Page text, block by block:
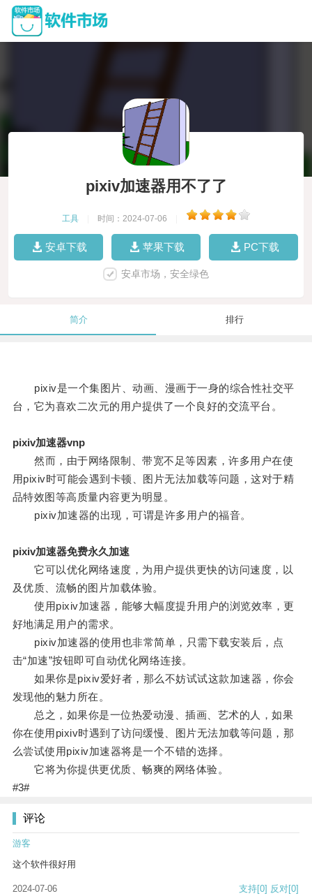
pixiv加速器用不了了
工具 时间：2024-07-06
安卓下载 苹果下载 PC下载
安卓市场，安全绿色
简介 排行
pixiv是一个集图片、动画、漫画于一身的综合性社交平
台，它为喜欢二次元的用户提供了一个良好的交流平台。
pixiv加速器vnp
然而，由于网络限制、带宽不足等因素，许多用户在使
用pixiv时可能会遇到卡顿、图片无法加载等问题，这对于精
品特效图等高质量内容更为明显。
pixiv加速器的出现，可谓是许多用户的福音。
pixiv加速器免费永久加速
它可以优化网络速度，为用户提供更快的访问速度，以
及优质、流畅的图片加载体验。
使用pixiv加速器，能够大幅度提升用户的浏览效率，更
好地满足用户的需求。
pixiv加速器的使用也非常简单，只需下载安装后，点
击“加速”按钮即可自动优化网络连接。
如果你是pixiv爱好者，那么不妨试试这款加速器，你会
发现他的魅力所在。
总之，如果你是一位热爱动漫、插画、艺术的人，如果
你在使用pixiv时遇到了访问缓慢、图片无法加载等问题，那
么尝试使用pixiv加速器将是一个不错的选择。
它将为你提供更优质、畅爽的网络体验。
#3#
评论
游客
这个软件很好用
2024-07-06 支持[0] 反对[0]